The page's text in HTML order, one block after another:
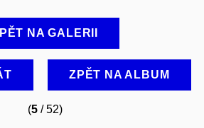
NA GALERII
ZPĚT NA ALBUM
(5/ 52)